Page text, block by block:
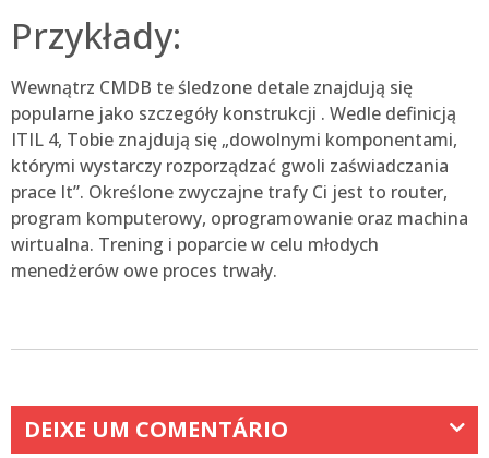
Przykłady:
Wewnątrz CMDB te śledzone detale znajdują się
popularne jako szczegóły konstrukcji . Wedle definicją
ITIL 4, Tobie znajdują się „dowolnymi komponentami,
którymi wystarczy rozporządzać gwoli zaświadczania
prace It”. Określone zwyczajne trafy Ci jest to router,
program komputerowy, oprogramowanie oraz machina
wirtualna. Trening i poparcie w celu młodych
menedżerów owe proces trwały.
DEIXE UM COMENTÁRIO